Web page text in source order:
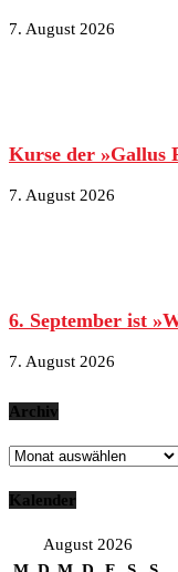
7. August 2026
Kurse der »Gallus
7. August 2026
6. September ist
7. August 2026
Archiv
Archiv
Kalender
August 2026